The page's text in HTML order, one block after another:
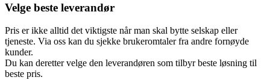
Velge beste leverandør
Pris er ikke alltid det viktigste når man skal bytte selskap eller
tjeneste. Via oss kan du sjekke brukeromtaler fra andre fornøyde
kunder.
Du kan deretter velge den leverandøren som tilbyr beste løsning til
beste pris.